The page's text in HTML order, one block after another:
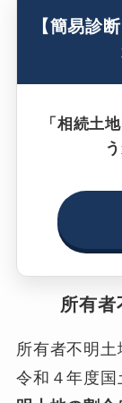
【簡易診
「相続土
所有者
所有者不明土
令和４年度国